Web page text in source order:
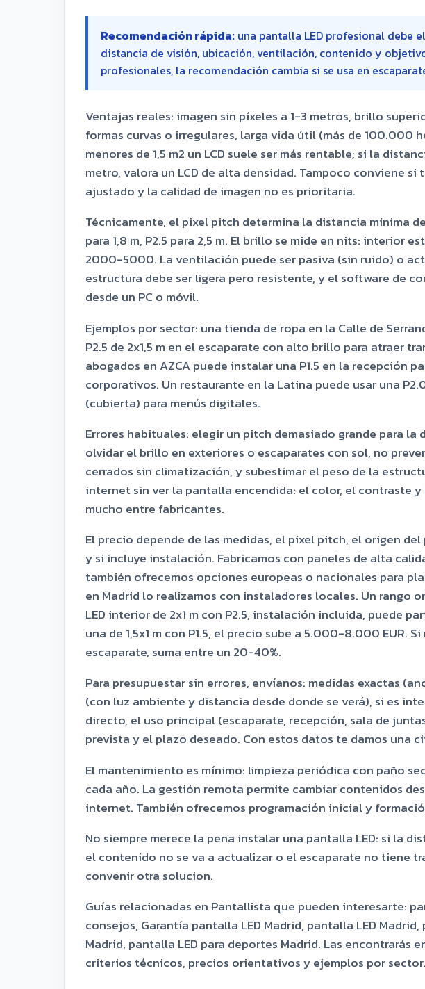
Recomendación rápida: una pantalla LED profesional debe
distancia de visión, ubicación, ventilación, contenido y
profesionales, la recomendación cambia si se usa en
Ventajas reales: imagen sin píxeles a 1-3 metros, brillo
formas curvas o irregulares, larga vida útil (más de 100.000
menores de 1,5 m2 un LCD suele ser más rentable; si la
metro, valora un LCD de alta densidad. Tampoco conviene si
ajustado y la calidad de imagen no es prioritaria.
Técnicamente, el pixel pitch determina la distancia mínima de
para 1,8 m, P2.5 para 2,5 m. El brillo se mide en nits: interior
2000-5000. La ventilación puede ser pasiva (sin ruido) o
estructura debe ser ligera pero resistente, y el software de
desde un PC o móvil.
Ejemplos por sector: una tienda de ropa en la Calle de
P2.5 de 2x1,5 m en el escaparate con alto brillo para atraer
abogados en AZCA puede instalar una P1.5 en la recepción
corporativos. Un restaurante en la Latina puede usar una
(cubierta) para menús digitales.
Errores habituales: elegir un pitch demasiado grande para la
olvidar el brillo en exteriores o escaparates con sol, no
cerrados sin climatización, y subestimar el peso de la
internet sin ver la pantalla encendida: el color, el contraste
mucho entre fabricantes.
El precio depende de las medidas, el pixel pitch, el origen del
y si incluye instalación. Fabricamos con paneles de alta
también ofrecemos opciones europeas o nacionales para
en Madrid lo realizamos con instaladores locales. Un rango
LED interior de 2x1 m con P2.5, instalación incluida, puede
una de 1,5x1 m con P1.5, el precio sube a 5.000-8.000 EUR.
escaparate, suma entre un 20-40%.
Para presupuestar sin errores, envíanos: medidas exactas
(con luz ambiente y distancia desde donde se verá), si es
directo, el uso principal (escaparate, recepción, sala de
prevista y el plazo deseado. Con estos datos te damos una
El mantenimiento es mínimo: limpieza periódica con paño
cada año. La gestión remota permite cambiar contenidos
internet. También ofrecemos programación inicial y
No siempre merece la pena instalar una pantalla LED: si la
el contenido no se va a actualizar o el escaparate no tiene
convenir otra solucion.
Guías relacionadas en Pantallista que pueden interesarte:
consejos, Garantía pantalla LED Madrid, pantalla LED
Madrid, pantalla LED para deportes Madrid. Las encontrarás
criterios técnicos, precios orientativos y ejemplos por sector.